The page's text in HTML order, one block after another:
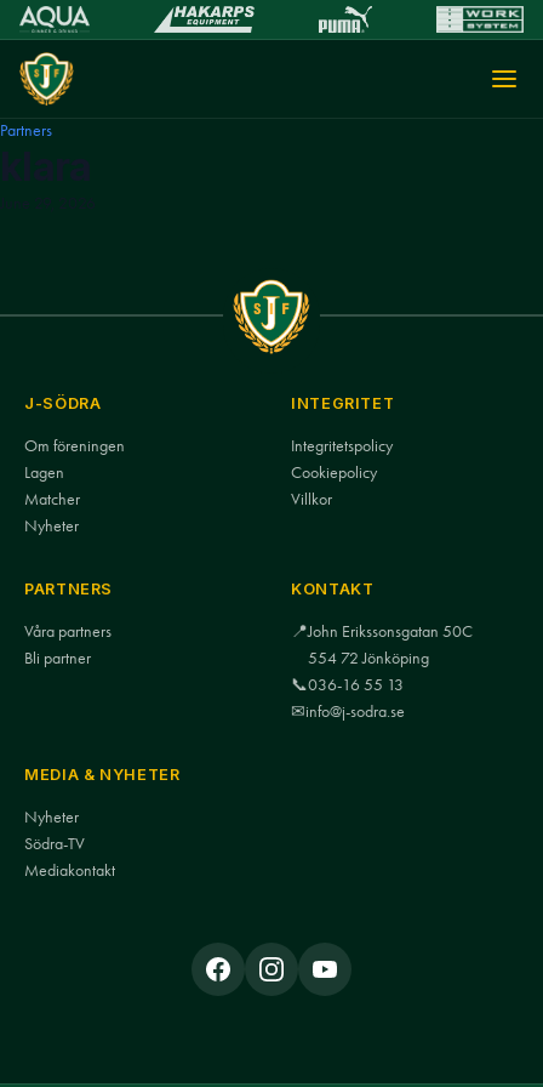
Partners
J-SÖDRA
Om föreningen
Lagen
Matcher
Nyheter
INTEGRITET
Integritetspolicy
Cookiepolicy
Villkor
PARTNERS
Våra partners
Bli partner
KONTAKT
📍John Erikssonsgatan 50C
554 72 Jönköping
📞036-16 55 13
✉info@j-sodra.se
MEDIA & NYHETER
Nyheter
Södra-TV
Mediakontakt